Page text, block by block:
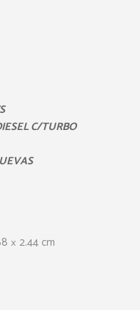
C/TURBO
× 2.44 cm